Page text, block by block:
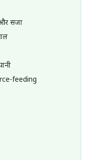
सजा
feeding